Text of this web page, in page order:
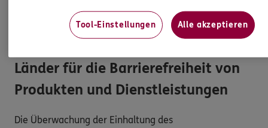
Länder für die Barrierefreiheit von
Produkten und Dienstleistungen
Die Überwachung der Einhaltung des
Tool-Einstellungen Alle akzeptieren